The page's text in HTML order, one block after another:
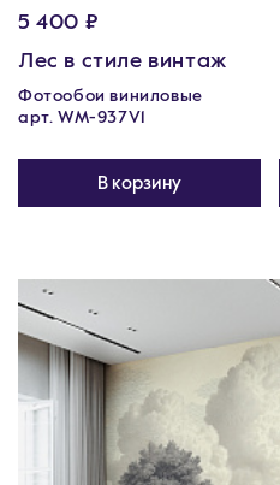
5 400 ₽
Лес в стиле винтаж
Фотообои виниловые
арт. WM-937V1
В корзину